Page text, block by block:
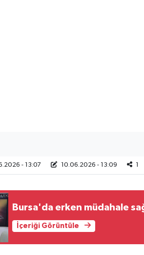
- 13:07 10.06.2026 - 13:09
Bursa'da erken müdahale
İçeriği Görüntüle